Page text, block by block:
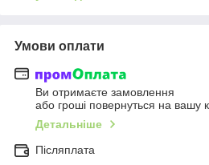
Умови оплати
Ви отримаєте замовлення
або гроші повернуться на вашу
Детальніше
Післяплата